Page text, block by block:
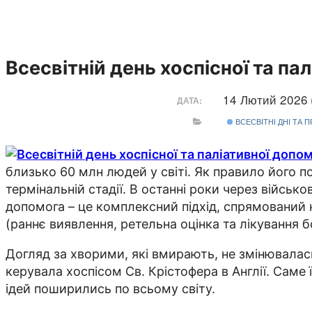
Всесвітній день хоспісної та
ДАТА: 14 Лютий 2026
ВСЕСВІТНІ ДНІ ТА
близько 60 млн людей у світі. Як правило його
термінальній стадії. В останні роки через
допомога – це комплексний підхід, спрямований
(раннє виявлення, ретельна оцінка та
Догляд за хворими, які вмирають, не
керувала хоспісом Св. Крістофера в Англії.
ідей поширились по всьому світу.